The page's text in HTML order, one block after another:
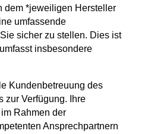
dem *jeweiligen Hersteller
umfassende
sicher zu stellen. Dies ist
insbesondere
Kundenbetreuung des
zur Verfügung. Ihre
Rahmen der
Ansprechpartnern